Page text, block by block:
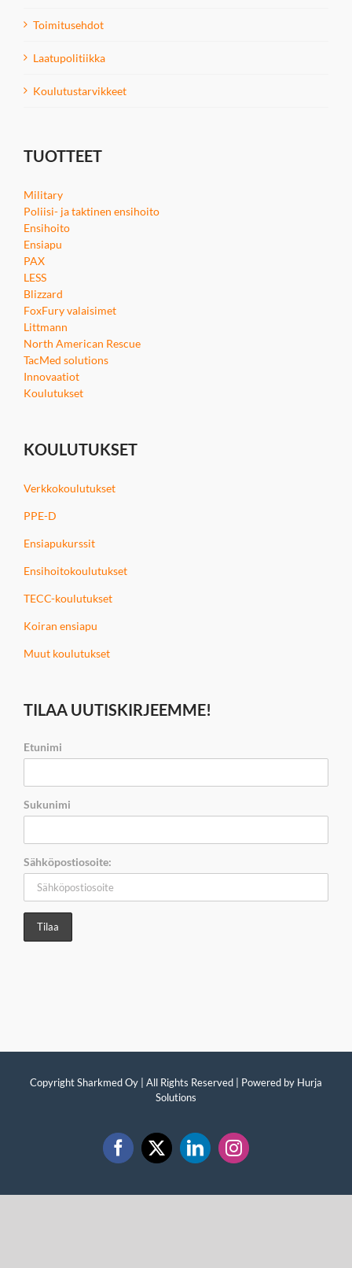
Toimitusehdot
Laatupolitiikka
Koulutustarvikkeet
TUOTTEET
Military
Poliisi- ja taktinen ensihoito
Ensihoito
Ensiapu
PAX
LESS
Blizzard
FoxFury valaisimet
Littmann
North American Rescue
TacMed solutions
Innovaatiot
Koulutukset
KOULUTUKSET
Verkkokoulutukset
PPE-D
Ensiapukurssit
Ensihoitokoulutukset
TECC-koulutukset
Koiran ensiapu
Muut koulutukset
TILAA UUTISKIRJEEMME!
Etunimi
Sukunimi
Sähköpostiosoite:
Copyright Sharkmed Oy | All Rights Reserved | Powered by Hurja
Solutions
Facebook
X LinkedInInstagram